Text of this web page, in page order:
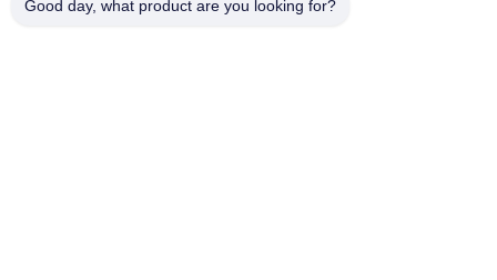
Good day, what product are you looking for?